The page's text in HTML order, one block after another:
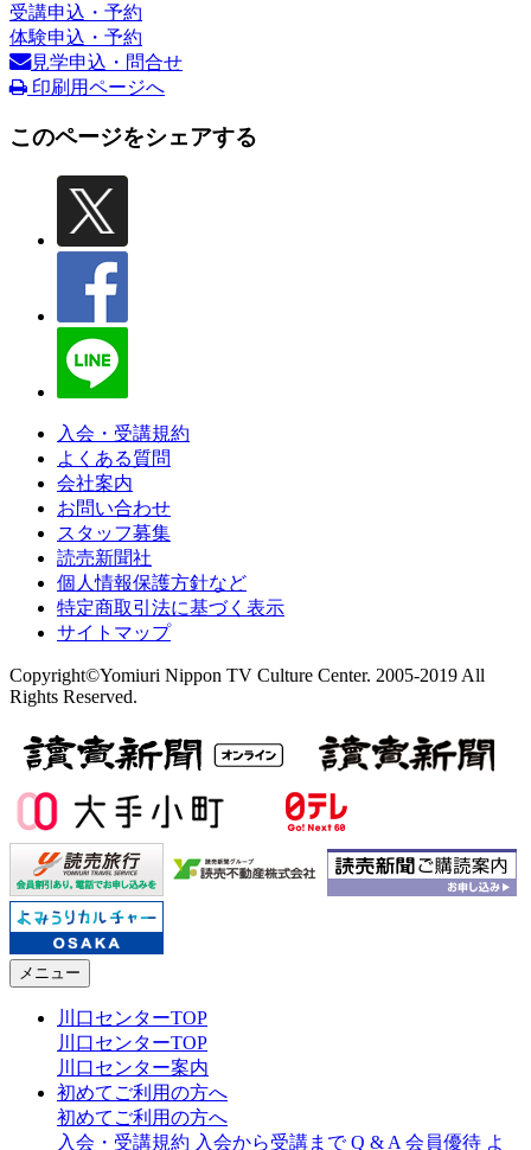
受講申込・予約
体験申込・予約
見学申込・問合せ
印刷用ページへ
このページをシェアする
入会・受講規約
よくある質問
会社案内
お問い合わせ
スタッフ募集
読売新聞社
個人情報保護方針など
特定商取引法に基づく表示
サイトマップ
Copyright©Yomiuri Nippon TV Culture Center. 2005-2019 All
Rights Reserved.
メニュー
川口センターTOP
川口センターTOP
川口センター案内
初めてご利用の方へ
初めてご利用の方へ
入会・受講規約 入会から受講まで Q & A 会員優待 よ